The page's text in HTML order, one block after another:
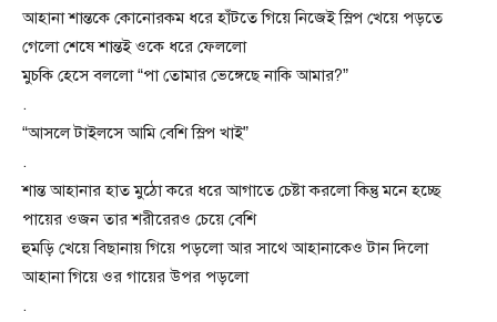
আহানা শান্তকে কোনোরকম ধরে হাঁটতে গিয়ে নিজেই স্লিপ খেয়ে পড়তে
গেলো শেষে শান্তই ওকে ধরে ফেললো
মুচকি হেসে বললো “পা তোমার ভেঙ্গেছে নাকি আমার?”
.
“আসলে টাইলসে আমি বেশি স্লিপ খাই”
.
শান্ত আহানার হাত মুঠো করে ধরে আগাতে চেষ্টা করলো কিন্তু মনে হচ্ছে
পায়ের ওজন তার শরীরেরও চেয়ে বেশি
হুমড়ি খেয়ে বিছানায় গিয়ে পড়লো আর সাথে আহানাকেও টান দিলো
আহানা গিয়ে ওর গায়ের উপর পড়লো
.